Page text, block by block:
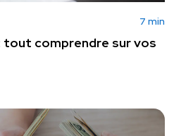
7 min
tout comprendre sur vos